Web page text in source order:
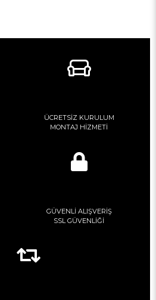
ÜCRETSİZ KURULUM
MONTAJ HİZMETİ
GÜVENLİ ALIŞVERİŞ
SSL GÜVENLİĞİ